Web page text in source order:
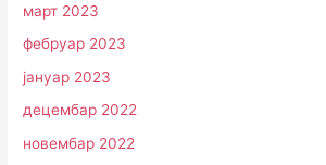
март 2023
фебруар 2023
јануар 2023
децембар 2022
новембар 2022